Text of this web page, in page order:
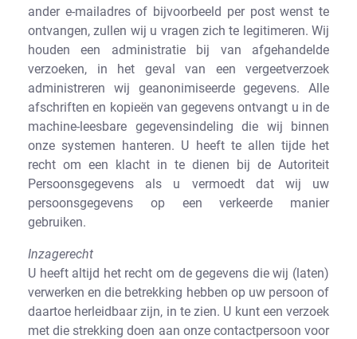
ander e-mailadres of bijvoorbeeld per post wenst te
ontvangen, zullen wij u vragen zich te legitimeren. Wij
houden een administratie bij van afgehandelde
verzoeken, in het geval van een vergeetverzoek
administreren wij geanonimiseerde gegevens. Alle
afschriften en kopieën van gegevens ontvangt u in de
machine-leesbare gegevensindeling die wij binnen
onze systemen hanteren. U heeft te allen tijde het
recht om een klacht in te dienen bij de Autoriteit
Persoonsgegevens als u vermoedt dat wij uw
persoonsgegevens op een verkeerde manier
gebruiken.
Inzagerecht
U heeft altijd het recht om de gegevens die wij (laten)
verwerken en die betrekking hebben op uw persoon of
daartoe herleidbaar zijn, in te zien. U kunt een verzoek
met die strekking doen aan onze contactpersoon voor